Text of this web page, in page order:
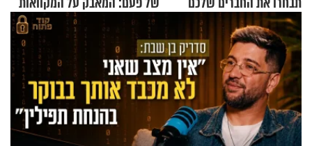
בחיים